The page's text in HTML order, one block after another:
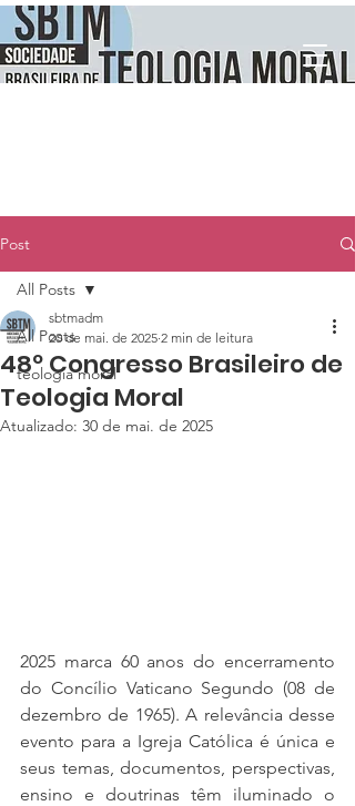
Post
All Posts
teologia moral
All Posts
48º Congresso Brasileiro de
Teologia Moral
sbtmadm
20 de mai. de 2025 2 min de leitura
Atualizado: 30 de mai. de 2025
2025 marca 60 anos do encerramento
do Concílio Vaticano Segundo (08 de
dezembro de 1965). A relevância desse
evento para a Igreja Católica é única e
seus temas, documentos, perspectivas,
ensino e doutrinas têm iluminado o